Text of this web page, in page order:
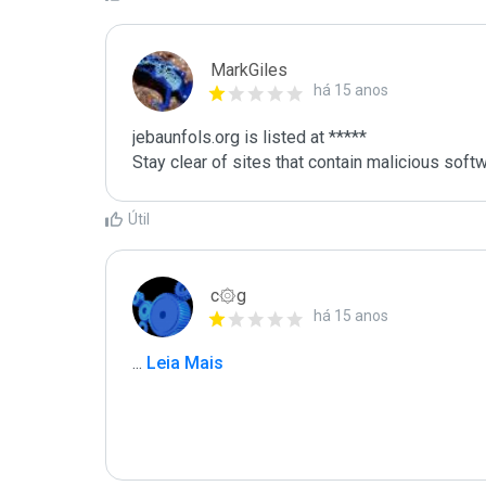
MarkGiles
há 15 anos
jebaunfols.org is listed at *****
Stay clear of sites that contain malicious
Útil
c۞g
há 15 anos
... Leia Mais